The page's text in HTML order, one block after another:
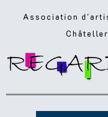
Association